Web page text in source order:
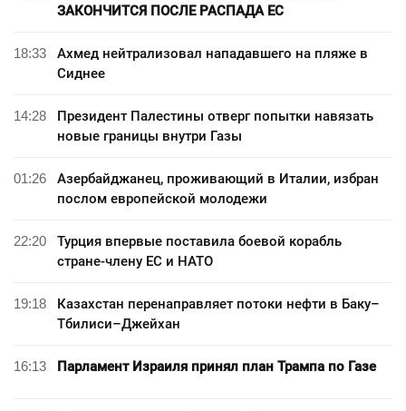
ЗАКОНЧИТСЯ ПОСЛЕ РАСПАДА ЕС
18:33
Ахмед нейтрализовал нападавшего на пляже в
Сиднее
14:28
Президент Палестины отверг попытки навязать
новые границы внутри Газы
01:26
Азербайджанец, проживающий в Италии, избран
послом европейской молодежи
22:20
Турция впервые поставила боевой корабль
стране-члену ЕС и НАТО
19:18
Казахстан перенаправляет потоки нефти в Баку–
Тбилиси–Джейхан
16:13 Парламент Израиля принял план Трампа по Газе